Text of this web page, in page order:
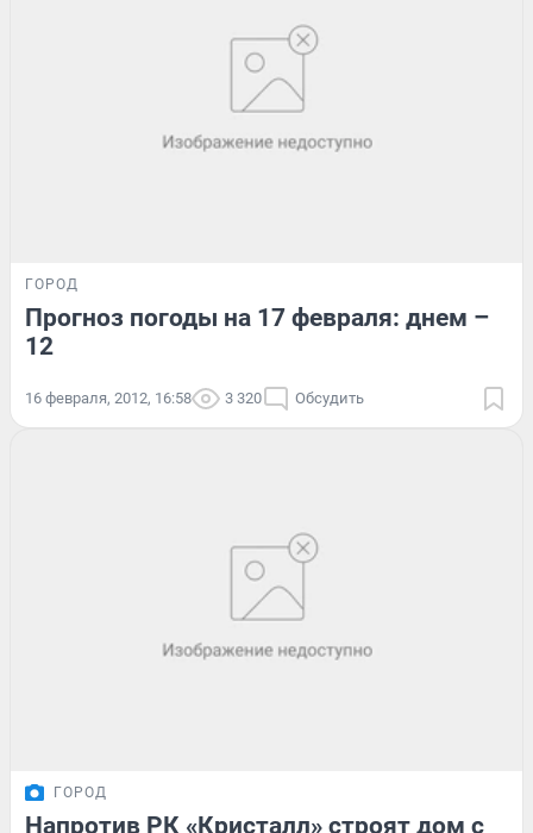
ГОРОД
Прогноз погоды на 17 февраля: днем –
12
16 февраля, 2012, 16:58 3 320 Обсудить
ГОРОД
Напротив РК «Кристалл» строят дом с